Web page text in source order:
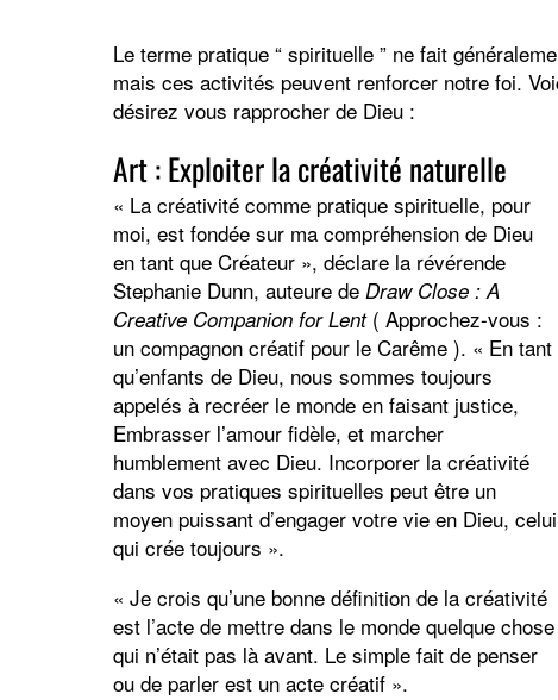
Le terme pratique “ spirituelle ” ne fait
mais ces activités peuvent renforcer notre foi.
désirez vous rapprocher de Dieu :
Art : Exploiter la créativité naturelle
« La créativité comme pratique spirituelle, pour
moi, est fondée sur ma compréhension de Dieu
en tant que Créateur », déclare la révérende
Stephanie Dunn, auteure de Draw Close : A
Creative Companion for Lent( Approchez-vous :
un compagnon créatif pour le Carême ). « En tant
qu’enfants de Dieu, nous sommes toujours
appelés à recréer le monde en faisant justice,
Embrasser l’amour fidèle, et marcher
humblement avec Dieu. Incorporer la créativité
dans vos pratiques spirituelles peut être un
moyen puissant d’engager votre vie en Dieu, celui
qui crée toujours ».
« Je crois qu’une bonne définition de la créativité
est l’acte de mettre dans le monde quelque chose
qui n’était pas là avant. Le simple fait de penser
ou de parler est un acte créatif ».